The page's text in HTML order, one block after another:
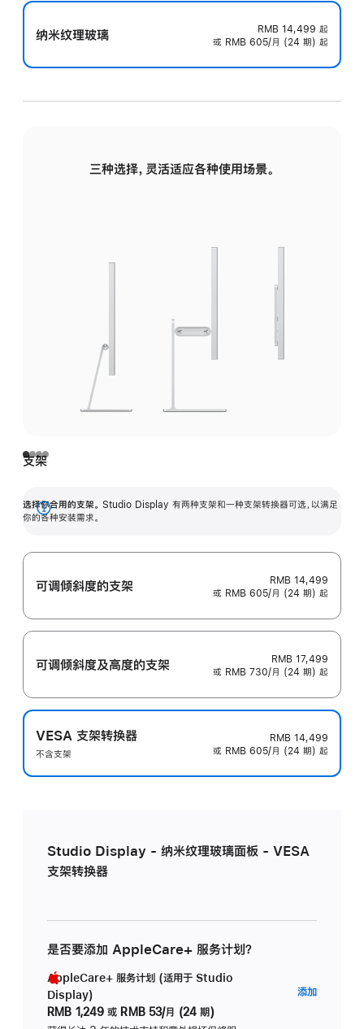
纳米纹理玻璃 RMB 14,499 起
或 RMB 605/月 (24 期) 起
三种选择，灵活适应各种使用场景。
支架
选择你合用的支架。 Studio Display 有两种支架和一种支架转换器可选，以满足
你的各种安装需求。
展
可调倾斜度的支架
RMB 14,499
或 RMB 605/月 (24 期) 起
可调倾斜度及高‍度的支‍架
RMB 17,499
或 RMB 730/月 (24 期) 起
VESA 支架转换器
不含支架
RMB 14,499
或 RMB 605/月 (24 期) 起
Studio Display - 纳米纹理玻璃面板 - VESA
支架转换器
是否要添加 AppleCare+ 服务计划？
AppleCare+ 服务计划 (适用于 Studio
Display)
RMB 1,249 或 RMB 53/月 (24 期)
添加